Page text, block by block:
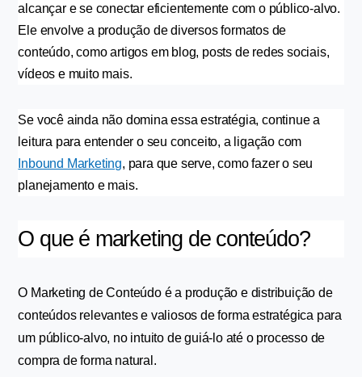
alcançar e se conectar eficientemente com o público-alvo.
Ele envolve a produção de diversos formatos de
conteúdo, como artigos em blog, posts de redes sociais,
vídeos e muito mais.
Se você ainda não domina essa estratégia, continue a
leitura para entender o seu conceito, a ligação com
Inbound Marketing, para que serve, como fazer o seu
planejamento e mais.
O que é marketing de conteúdo?
O Marketing de Conteúdo é a produção e distribuição de
conteúdos relevantes e valiosos de forma estratégica para
um público-alvo, no intuito de guiá-lo até o processo de
compra de forma natural.